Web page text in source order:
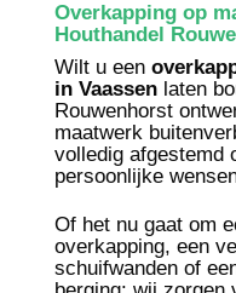
Overkapping op
Houthandel
Wilt u een
in Vaassen laten
Rouwenhorst
maatwerk
volledig afgestemd
persoonlijke
Of het nu gaat om
overkapping, een
schuifwanden of